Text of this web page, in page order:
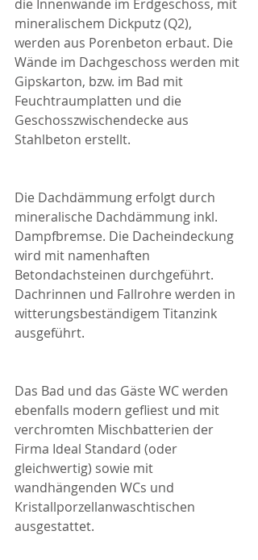
die Innenwände im Erdgeschoss, mit
mineralischem Dickputz (Q2),
werden aus Porenbeton erbaut. Die
Wände im Dachgeschoss werden mit
Gipskarton, bzw. im Bad mit
Feuchtraumplatten und die
Geschosszwischendecke aus
Stahlbeton erstellt.
Die Dachdämmung erfolgt durch
mineralische Dachdämmung inkl.
Dampfbremse. Die Dacheindeckung
wird mit namenhaften
Betondachsteinen durchgeführt.
Dachrinnen und Fallrohre werden in
witterungsbeständigem Titanzink
ausgeführt.
Das Bad und das Gäste WC werden
ebenfalls modern gefliest und mit
verchromten Mischbatterien der
Firma Ideal Standard (oder
gleichwertig) sowie mit
wandhängenden WCs und
Kristallporzellanwaschtischen
ausgestattet.